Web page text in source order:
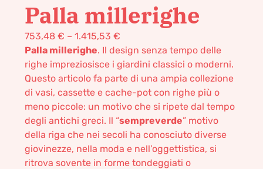
Palla millerighe
753,48 € – 1.415,53 €
Palla millerighe. Il design senza tempo delle
righe impreziosisce i giardini classici o moderni.
Questo articolo fa parte di una ampia collezione
di vasi, cassette e cache-pot con righe più o
meno piccole: un motivo che si ripete dal tempo
degli antichi greci. Il “sempreverde” motivo
della riga che nei secoli ha conosciuto diverse
giovinezze, nella moda e nell’oggettistica, si
ritrova sovente in forme tondeggiati o